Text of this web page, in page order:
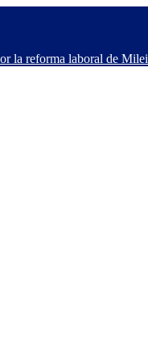
la reforma laboral de Milei